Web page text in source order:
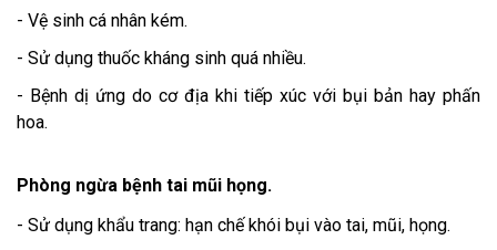
- Vệ sinh cá nhân kém.
- Sử dụng thuốc kháng sinh quá nhiều.
- Bệnh dị ứng do cơ địa khi tiếp xúc với bụi bản hay phấn
hoa.
Phòng ngừa bệnh tai mũi họng.
- Sử dụng khẩu trang: hạn chế khói bụi vào tai, mũi, họng.